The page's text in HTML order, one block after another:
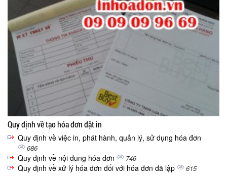
Quy định về tạo hóa đơn đặt in
Quy định về việc in, phát hành, quản lý, sử dụng hóa đơn
686
Quy định về nội dung hóa đơn 746
Quy định về xử lý hóa đơn đối với hóa đơn đã lập 615